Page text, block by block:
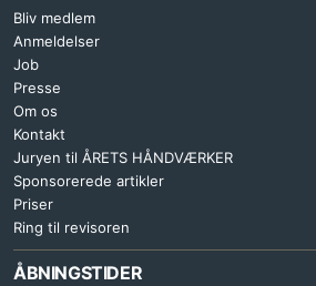
Bliv medlem
Anmeldelser
Job
Presse
Om os
Kontakt
Juryen til ÅRETS HÅNDVÆRKER
Sponsorerede artikler
Priser
Ring til revisoren
ÅBNINGSTIDER